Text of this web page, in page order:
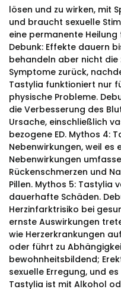
lösen und zu wirken, mit
und braucht sexuelle
eine permanente
Debunk: Effekte dauern
behandeln aber nicht die
Symptome zurück,
Tastylia funktioniert nur
physische Probleme.
die Verbesserung des
Ursache, einschließlich
bezogene ED. Mythos 4:
Nebenwirkungen, weil es
Nebenwirkungen
Rückenschmerzen und
Pillen. Mythos 5: Tastylia
dauerhafte Schäden.
Herzinfarktrisiko bei
ernste Auswirkungen
wie Herzerkrankungen
oder führt zu
bewohnheitsbildend;
sexuelle Erregung, und
Tastylia ist mit Alkohol